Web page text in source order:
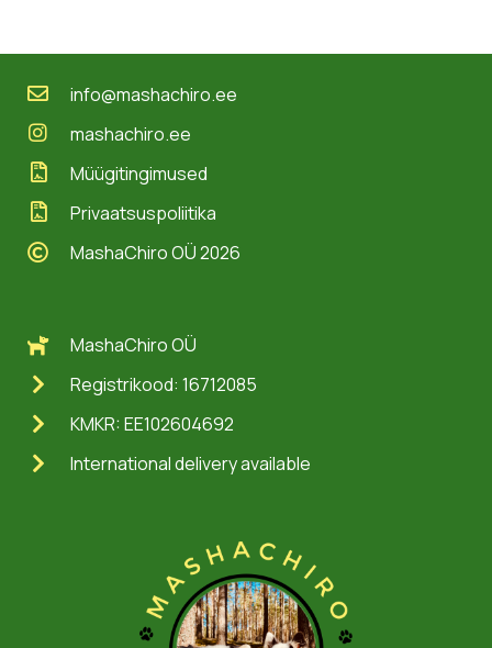
MashaChiro OÜ
Registrikood: 16712085
KMKR: EE102604692
International delivery available
info@mashachiro.ee
mashachiro.ee
Müügitingimused
Privaatsuspoliitika
MashaChiro OÜ 2026